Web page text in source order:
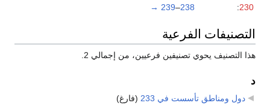
230
:
238
–
239
→
التصنيفات الفرعية
هذا التصنيف يحوي تصنيفين فرعيين، من إجمالي 2.
د
دول ومناطق تأسست في 233 (فارغ)